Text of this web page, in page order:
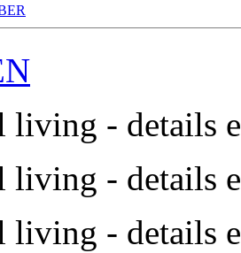
living - details
living - details
living - details